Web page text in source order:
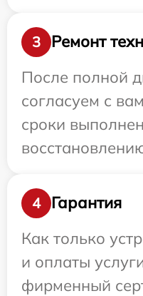
3
Ремонт
После полной
согласуем с
сроки
4
Гарантия
Как только
и оплаты
фирменный